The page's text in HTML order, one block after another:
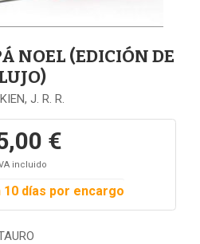
NOEL (EDICIÓN DE
J. R. R.
€
incluido
10 días por encargo